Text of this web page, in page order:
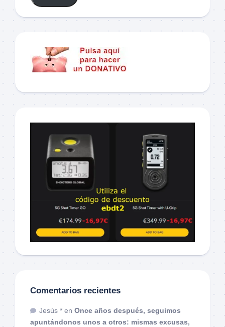
Comentarios recientes
Jesús * en Once años después, seguimos
apuntándonos unos a otros: mismas excusas,